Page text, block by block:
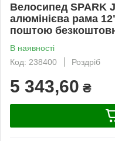
Велосипед SPARK
алюмінієва рама
поштою
В наявності
Код: 238400
Роздріб
5 343,60 ₴